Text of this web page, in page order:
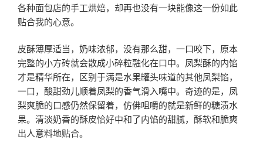
各种面包店的手工烘焙，却再也没有一块能像这一份如此
贴合我的心意。
皮酥薄厚适当，奶味浓郁，没有那么甜，一口咬下，原本
完整的小方砖就会散成小碎粒融化在口中。凤梨酥的内馅
才是精华所在，区别于满是水果罐头味道的其他凤梨馅，
一口，酸甜劲儿顺着凤梨的香气滑入嘴中。奇迹的是，凤
梨爽脆的口感仍然保留着，仿佛咀嚼的就是新鲜的糖渍水
果。清淡奶香的酥皮恰好中和了内馅的甜腻，酥软和脆爽
出人意料地贴合。